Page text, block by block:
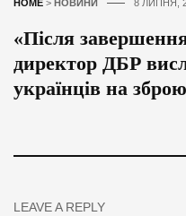
HOME > НОВИНИ 8 ЛИПНЯ,
«Після
директор ДБР
українців на зброю
LEAVE A REPLY